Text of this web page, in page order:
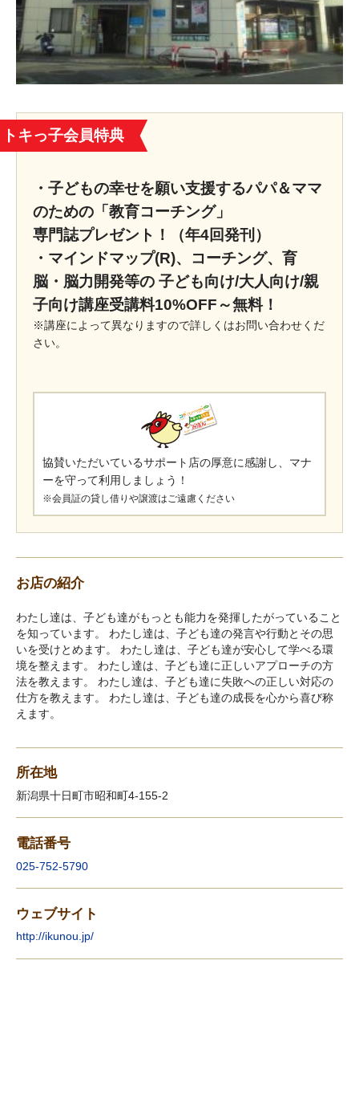
トキっ子会員特典
・子どもの幸せを願い支援するパパ＆ママ
のための「教育コーチング」
専門誌プレゼント！（年4回発刊）
・マインドマップ(R)、コーチング、育
脳・脳力開発等の 子ども向け/大人向け/親
子向け講座受講料10%OFF～無料！
※講座によって異なりますので詳しくはお問い合わせくだ
さい。
協賛いただいているサポート店の厚意に感謝し、マナ
ーを守って利用しましょう！
※会員証の貸し借りや譲渡はご遠慮ください
お店の紹介
わたし達は、子ども達がもっとも能力を発揮したがっていること
を知っています。 わたし達は、子ども達の発言や行動とその思
いを受けとめます。 わたし達は、子ども達が安心して学べる環
境を整えます。 わたし達は、子ども達に正しいアプローチの方
法を教えます。 わたし達は、子ども達に失敗への正しい対応の
仕方を教えます。 わたし達は、子ども達の成長を心から喜び称
えます。
所在地
新潟県十日町市昭和町4-155-2
電話番号
025-752-5790
ウェブサイト
http://ikunou.jp/